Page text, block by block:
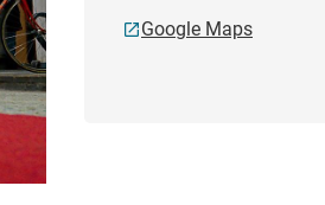
Google Maps